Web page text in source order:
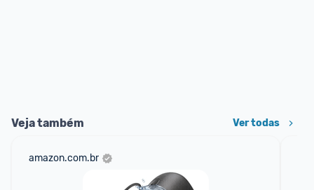
Veja também Ver todas
amazon.com.br